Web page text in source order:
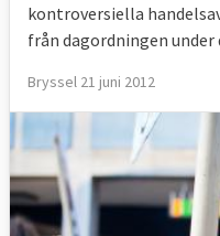
kontroversiella
från dagordningen under
Bryssel 21 juni 2012